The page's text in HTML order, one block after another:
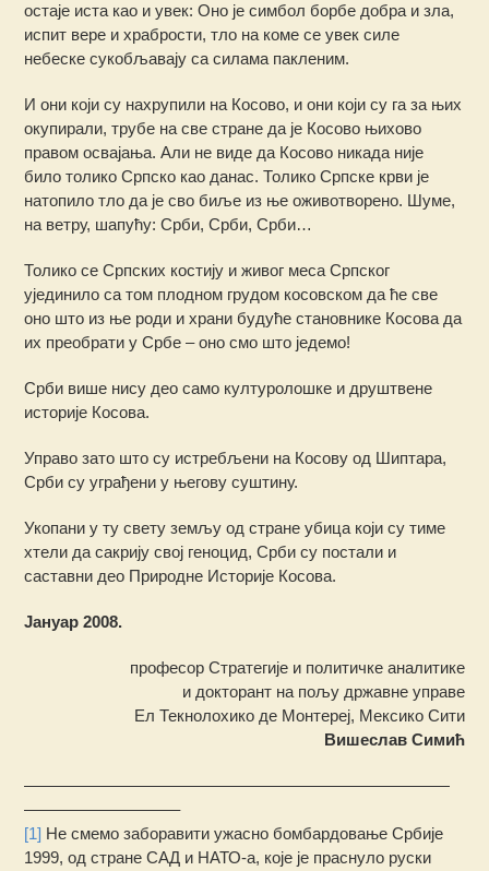
остаје иста као и увек: Оно је симбол борбе добра и зла,
испит вере и храбрости, тло на коме се увек силе
небеске сукобљавају са силама пакленим.
И они који су нахрупили на Косово, и они који су га за њих
окупирали, трубе на све стране да је Косово њихово
правом освајања. Али не виде да Косово никада није
било толико Српско као данас. Толико Српске крви је
натопило тло да је сво биље из ње оживотворено. Шуме,
на ветру, шапућу: Срби, Срби, Срби…
Толико се Српских костију и живог меса Српског
ујединило са том плодном грудом косовском да ће све
оно што из ње роди и храни будуће становнике Косова да
их преобрати у Србе – оно смо што једемо!
Срби више нису део само културолошке и друштвене
историје Косова.
Управо зато што су истребљени на Косову од Шиптара,
Срби су уграђени у његову суштину.
Укопани у ту свету земљу од стране убица који су тиме
хтели да сакрију свој геноцид, Срби су постали и
саставни део Природне Историје Косова.
Јануар 2008.
професор Стратегије и политичке аналитике
и докторант на пољу државне управе
Ел Текнолохико де Монтереј, Мексико Сити
Вишеслав Симић
——————————————————————————
—————————–
[1] Не смемо заборавити ужасно бомбардовање Србије
1999, од стране САД и НАТО-а, које је праснуло руски